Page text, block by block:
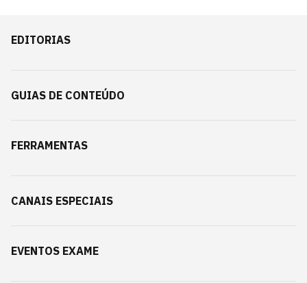
EDITORIAS
GUIAS DE CONTEÚDO
FERRAMENTAS
CANAIS ESPECIAIS
EVENTOS EXAME